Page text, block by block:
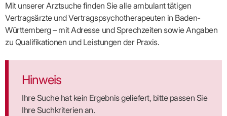
Mit unserer Arztsuche finden Sie alle ambulant tätigen
Vertragsärzte und Vertragspsycho­therapeuten in Baden-
Württemberg – mit Adresse und Sprechzeiten sowie Angaben
zu Qualifikationen und Leistungen der Praxis.
Hinweis
Ihre Suche hat kein Ergebnis geliefert, bitte passen Sie
Ihre Suchkriterien an.